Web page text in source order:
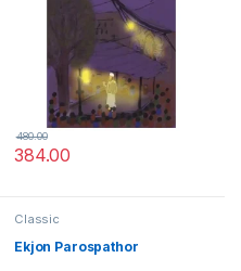
384.00
480.00
Classic
Ekjon Parospathor